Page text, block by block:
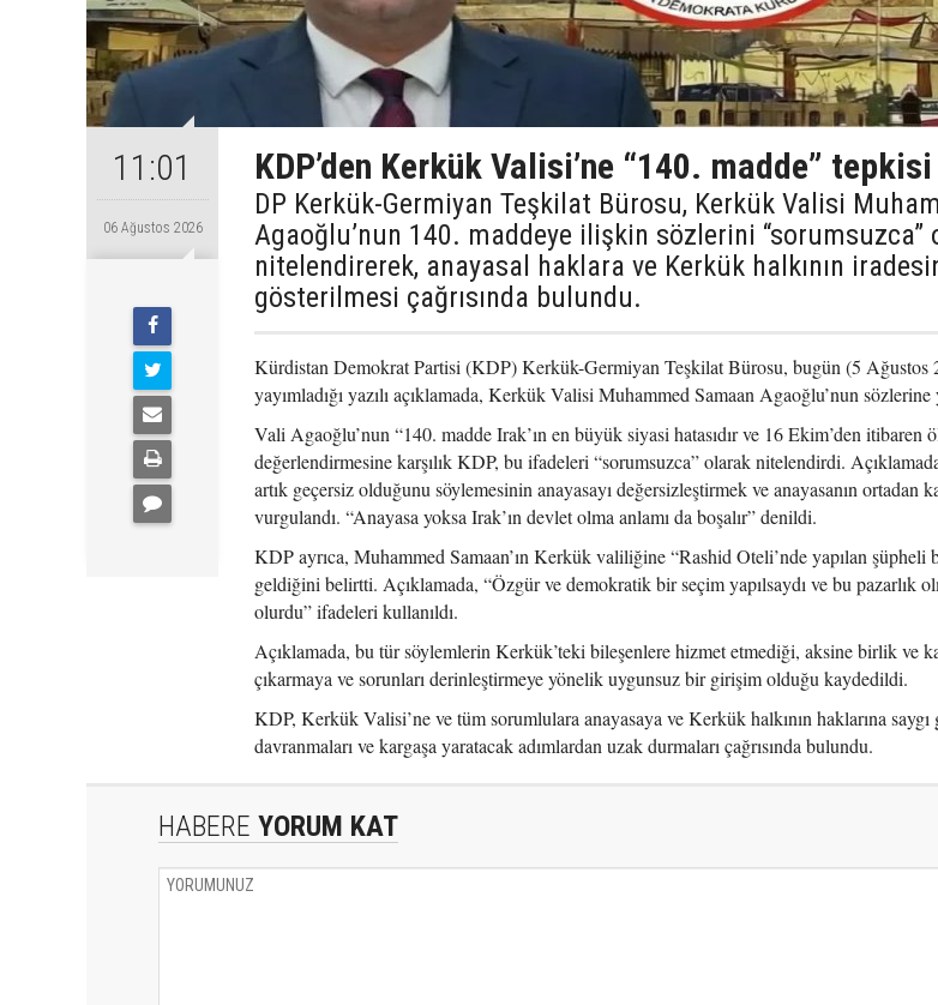
11:01
06 Ağustos 2026
KDP’den Kerkük Valisi’ne “140. madde” tepkisi
DP Kerkük-Germiyan Teşkilat Bürosu, Kerkük Valisi
Agaoğlu’nun 140. maddeye ilişkin sözlerini “sorumsuzca”
nitelendirerek, anayasal haklara ve Kerkük halkının
gösterilmesi çağrısında bulundu.
Kürdistan Demokrat Partisi (KDP) Kerkük-Germiyan Teşkilat Bürosu, bugün (5 Ağustos
yayımladığı yazılı açıklamada, Kerkük Valisi Muhammed Samaan Agaoğlu’nun sözlerine
Vali Agaoğlu’nun “140. madde Irak’ın en büyük siyasi hatasıdır ve 16 Ekim’den itibaren
değerlendirmesine karşılık KDP, bu ifadeleri “sorumsuzca” olarak nitelendirdi.
artık geçersiz olduğunu söylemesinin anayasayı değersizleştirmek ve anayasanın ortadan
vurgulandı. “Anayasa yoksa Irak’ın devlet olma anlamı da boşalır” denildi.
KDP ayrıca, Muhammed Samaan’ın Kerkük valiliğine “Rashid Oteli’nde yapılan şüpheli
geldiğini belirtti. Açıklamada, “Özgür ve demokratik bir seçim yapılsaydı ve bu pazarlık
olurdu” ifadeleri kullanıldı.
Açıklamada, bu tür söylemlerin Kerkük’teki bileşenlere hizmet etmediği, aksine birlik ve
çıkarmaya ve sorunları derinleştirmeye yönelik uygunsuz bir girişim olduğu kaydedildi.
KDP, Kerkük Valisi’ne ve tüm sorumlulara anayasaya ve Kerkük halkının haklarına saygı
davranmaları ve kargaşa yaratacak adımlardan uzak durmaları çağrısında bulundu.
HABERE YORUM KAT